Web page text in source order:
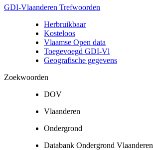
GDI-Vlaanderen Trefwoorden
Herbruikbaar
Kosteloos
Vlaamse Open data
Toegevoegd GDI-Vl
Geografische gegevens
Zoekwoorden
DOV
Vlaanderen
Ondergrond
Databank Ondergrond Vlaanderen